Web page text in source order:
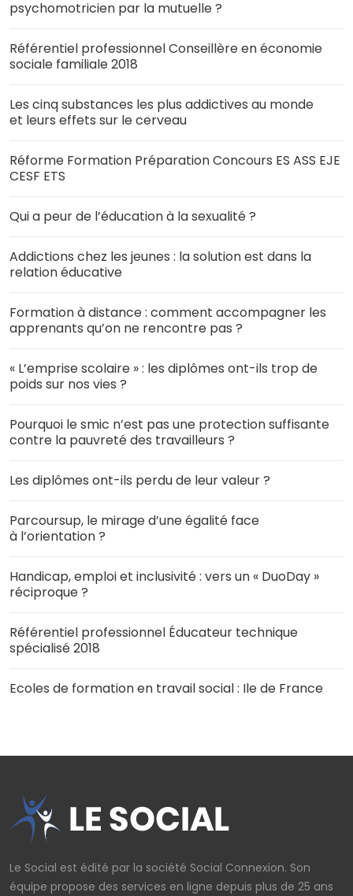
psychomotricien par la mutuelle ?
Référentiel professionnel Conseillère en économie
sociale familiale 2018
Les cinq substances les plus addictives au monde
et leurs effets sur le cerveau
Réforme Formation Préparation Concours ES ASS EJE
CESF ETS
Qui a peur de l’éducation à la sexualité ?
Addictions chez les jeunes : la solution est dans la
relation éducative
Formation à distance : comment accompagner les
apprenants qu’on ne rencontre pas ?
« L’emprise scolaire » : les diplômes ont-ils trop de
poids sur nos vies ?
Pourquoi le smic n’est pas une protection suffisante
contre la pauvreté des travailleurs ?
Les diplômes ont-ils perdu de leur valeur ?
Parcoursup, le mirage d’une égalité face
à l’orientation ?
Handicap, emploi et inclusivité : vers un « DuoDay »
réciproque ?
Référentiel professionnel Éducateur technique
spécialisé 2018
Ecoles de formation en travail social : Ile de France
Le Social est édité par la société Social Connexion. Son
équipe propose des services en ligne depuis plus de 25 ans